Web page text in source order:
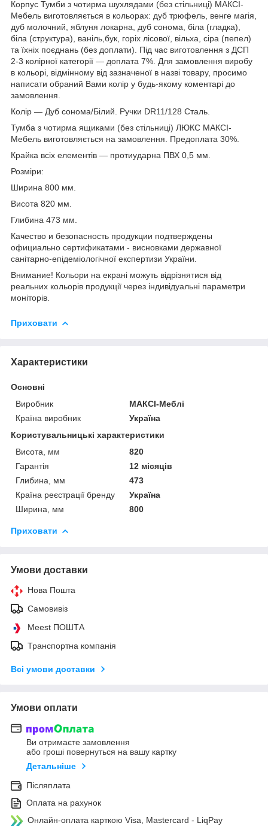
Корпус Тумби з чотирма шухлядами (без стільниці) МАКСІ-
Мебель виготовляється в кольорах: дуб трюфель, венге магія,
дуб молочний, яблуня локарна, дуб сонома, біла (гладка),
біла (структура), ваніль,бук, горіх лісової, вільха, сіра (пепел)
та їхніх поєднань (без доплати). Під час виготовлення з ДСП
2-3 колірної категорії — доплата 7%. Для замовлення виробу
в кольорі, відмінному від зазначеної в назві товару, просимо
написати обраний Вами колір у будь-якому коментарі до
замовлення.
Колір — Дуб сонома/Білий. Ручки DR11/128 Сталь.
Тумба з чотирма ящиками (без стільниці) ЛЮКС МАКСІ-
Мебель виготовляється на замовлення. Предоплата 30%.
Крайка всіх елементів — протиударна ПВХ 0,5 мм.
Розміри:
Ширина 800 мм.
Висота 820 мм.
Глибина 473 мм.
Качество и безопасность продукции подтверждены
официально сертификатами - висновками державної
санітарно-епідеміологічної експертизи України.
Внимание! Кольори на екрані можуть відрізнятися від
реальних кольорів продукції через індивідуальні параметри
моніторів.
Приховати
Характеристики
Основні
Виробник
МАКСІ-Меблі
Країна виробник
Україна
Користувальницькі характеристики
Висота, мм
820
Гарантія
12 місяців
Глибина, мм
473
Країна реєстрації бренду
Україна
Ширина, мм
800
Приховати
Умови доставки
Нова Пошта
Самовивіз
Meest ПОШТА
Транспортна компанія
Всі умови доставки
Умови оплати
Ви отримаєте замовлення
або гроші повернуться на вашу картку
Детальніше
Післяплата
Оплата на рахунок
Онлайн-оплата карткою Visa, Mastercard - LiqPay